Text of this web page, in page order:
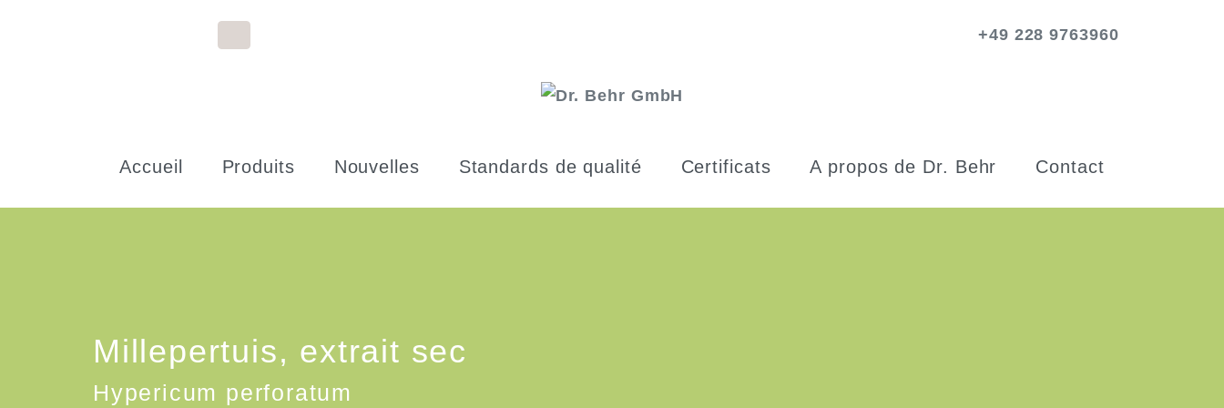
+49 228 9763960
Accueil Produits Nouvelles Standards de qualité Certificats A propos de Dr. Behr Contact
Millepertuis, extrait sec
Hypericum perforatum